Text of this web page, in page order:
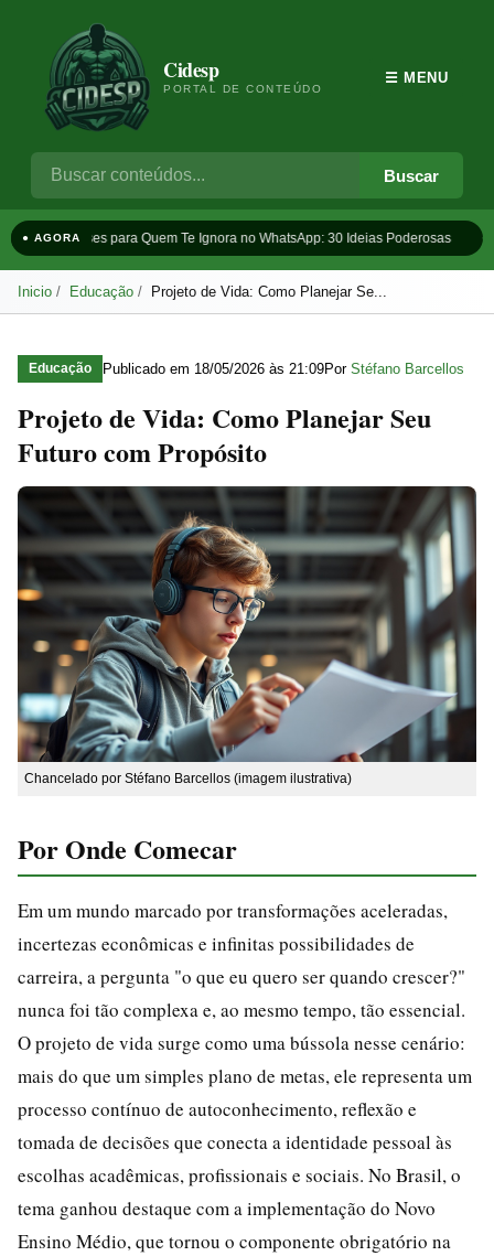
Cidesp
PORTAL DE CONTEÚDO
Buscar
☰ MENU
● AGORAFrases para Quem Te Ignora no WhatsApp: 30 Ideias Poderosas
Inicio Educação Projeto de Vida: Como Planejar Se...
Educação Publicado em 18/05/2026 às 21:09Por Stéfano Barcellos
Projeto de Vida: Como Planejar Seu
Futuro com Propósito
Chancelado por Stéfano Barcellos (imagem ilustrativa)
Por Onde Comecar
Em um mundo marcado por transformações aceleradas,
incertezas econômicas e infinitas possibilidades de
carreira, a pergunta "o que eu quero ser quando crescer?"
nunca foi tão complexa e, ao mesmo tempo, tão essencial.
O projeto de vida surge como uma bússola nesse cenário:
mais do que um simples plano de metas, ele representa um
processo contínuo de autoconhecimento, reflexão e
tomada de decisões que conecta a identidade pessoal às
escolhas acadêmicas, profissionais e sociais. No Brasil, o
tema ganhou destaque com a implementação do Novo
Ensino Médio, que tornou o componente obrigatório na